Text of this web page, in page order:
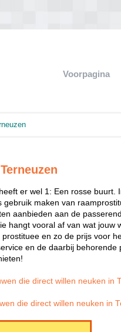
Voorpagina
er wel 1: Een rosse buurt.
gebruik maken van
aanbieden aan de
hangt vooral af van wat jouw
en zo de prijs voor
en de daarbij
die direct willen neuken in
die direct willen neuken in